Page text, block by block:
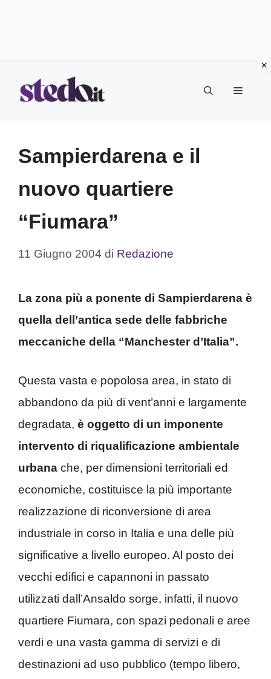
Menu
Sampierdarena e il
nuovo quartiere
“Fiumara”
11 Giugno 2004 di Redazione
La zona più a ponente di Sampierdarena è
quella dell’antica sede delle fabbriche
meccaniche della “Manchester d’Italia”.
Questa vasta e popolosa area, in stato di
abbandono da più di vent’anni e largamente
degradata, è oggetto di un imponente
intervento di riqualificazione ambientale
urbana che, per dimensioni territoriali ed
economiche, costituisce la più importante
realizzazione di riconversione di area
industriale in corso in Italia e una delle più
significative a livello europeo. Al posto dei
vecchi edifici e capannoni in passato
utilizzati dall’Ansaldo sorge, infatti, il nuovo
quartiere Fiumara, con spazi pedonali e aree
verdi e una vasta gamma di servizi e di
destinazioni ad uso pubblico (tempo libero,